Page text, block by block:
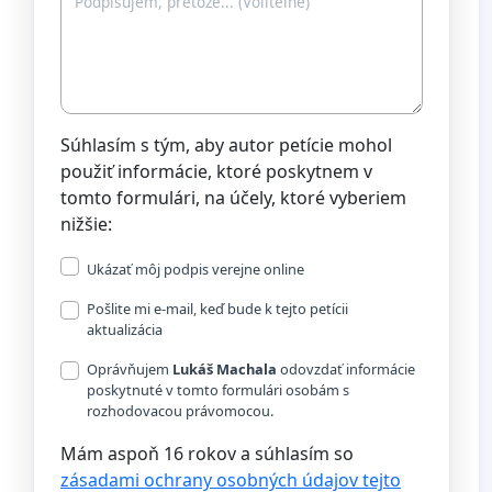
Súhlasím s tým, aby autor petície mohol
použiť informácie, ktoré poskytnem v
tomto formulári, na účely, ktoré vyberiem
nižšie:
Ukázať môj podpis verejne online
Pošlite mi e-mail, keď bude k tejto petícii
aktualizácia
Oprávňujem Lukáš Machala odovzdať informácie
poskytnuté v tomto formulári osobám s
rozhodovacou právomocou.
Mám aspoň 16 rokov a súhlasím so
zásadami ochrany osobných údajov tejto